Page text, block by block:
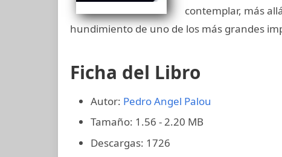
contemplar, más
hundimiento de uno de los más grandes
Ficha del Libro
Autor: Pedro Angel Palou
Tamaño: 1.56 - 2.20 MB
Descargas: 1726